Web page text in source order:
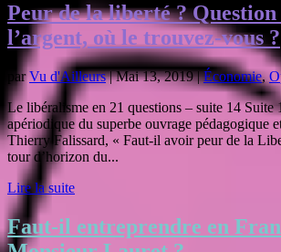
Peur de la liberté ?
l’argent, où le trouvez-vous ?
parVu d'Ailleurs|Mai 13, 2019|Économie,
Le libéralisme en 21 questions – suite 14 Suite
apériodique du superbe ouvrage pédagogique et
Thierry Falissard, « Faut-il avoir peur de la
tour d’horizon du...
Lire la suite
Faut-il entreprendre en